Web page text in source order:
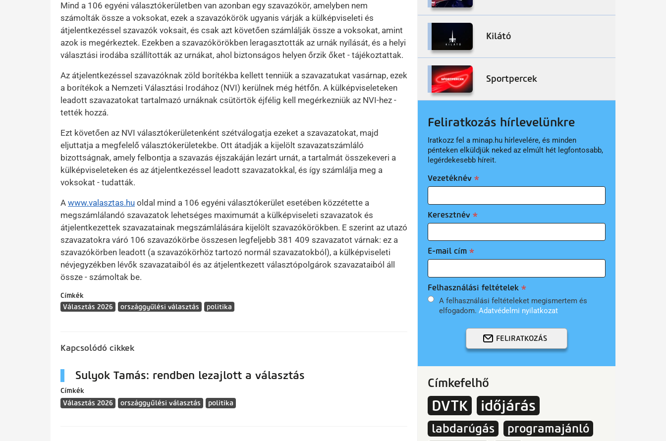
Mind a 106 egyéni választókerületben van azonban egy szavazókör, amelyben nem
számolták össze a voksokat, ezek a szavazókörök ugyanis várják a külképviseleti és
átjelentkezéssel szavazók voksait, és csak azt követően számlálják össze a voksokat, amint
azok is megérkeztek. Ezekben a szavazókörökben leragasztották az urnák nyílását, és a helyi
választási irodába szállították az urnákat, ahol biztonságos helyen őrzik őket - tájékoztattak.
Az átjelentkezéssel szavazóknak zöld borítékba kellett tenniük a szavazatukat vasárnap, ezek
a borítékok a Nemzeti Választási Irodához (NVI) kerülnek még hétfőn. A külképviseleteken
leadott szavazatokat tartalmazó urnáknak csütörtök éjfélig kell megérkezniük az NVI-hez -
tették hozzá.
Ezt követően az NVI választókerületenként szétválogatja ezeket a szavazatokat, majd
eljuttatja a megfelelő választókerületekbe. Ott átadják a kijelölt szavazatszámláló
bizottságnak, amely felbontja a szavazás éjszakáján lezárt urnát, a tartalmát összekeveri a
külképviseleteken és az átjelentkezéssel leadott szavazatokkal, és így számlálja meg a
voksokat - tudatták.
A www.valasztas.hu oldal mind a 106 egyéni választókerület esetében közzétette a
megszámlálandó szavazatok lehetséges maximumát a külképviseleti szavazatok és
átjelentkezettek szavazatainak megszámlálására kijelölt szavazókörökben. E szerint az utazó
szavazatokra váró 106 szavazókörbe összesen legfeljebb 381 409 szavazatot várnak: ez a
szavazókörben leadott (a szavazókörhöz tartozó normál szavazatokból), a külképviseleti
névjegyzékben lévők szavazataiból és az átjelentkezett választópolgárok szavazataiból áll
össze - számoltak be.
Címkék
Választás 2026
országgyűlési választás politika
Kapcsolódó cikkek
Sulyok Tamás: rendben lezajlott a választás
Címkék
Választás 2026
országgyűlési választás politika
Kilátó
Sportpercek
Feliratkozás hírlevelünkre
Iratkozz fel a minap.hu hírlevelére, és minden
pénteken elküldjük neked az elmúlt hét legfontosabb,
legérdekesebb híreit.
Vezetéknév
Keresztnév
E-mail cím
Felhasználási feltételek
A felhasználási feltételeket megismertem és
elfogadom. Adatvédelmi nyilatkozat
FELIRATKOZÁS
Címkefelhő
DVTK időjárás
labdarúgás programajánló